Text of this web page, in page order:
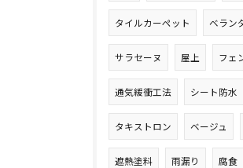
タイルカーペット ベラン
サラセーヌ 屋上 フェ
通気緩衝工法 シート防水
タキストロン ベージュ
遮熱塗料 雨漏り 腐食